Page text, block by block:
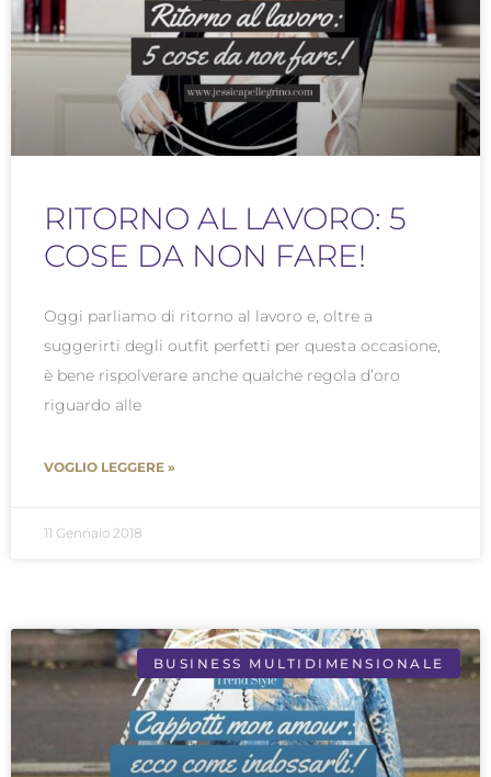
RITORNO AL LAVORO: 5
COSE DA NON FARE!
Oggi parliamo di ritorno al lavoro e, oltre a
suggerirti degli outfit perfetti per questa occasione,
è bene rispolverare anche qualche regola d’oro
riguardo alle
VOGLIO LEGGERE »
11 Gennaio 2018
BUSINESS MULTIDIMENSIONALE